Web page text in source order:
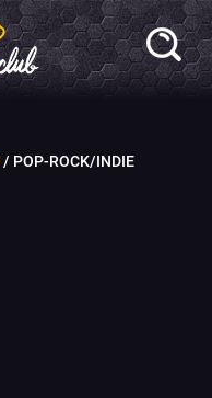
/ POP-ROCK/INDIE